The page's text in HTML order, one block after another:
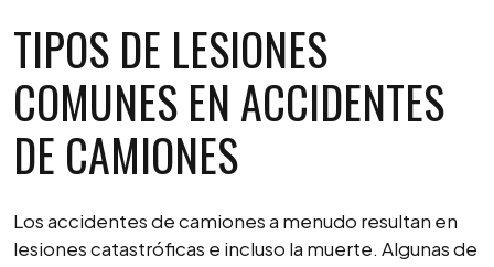
TIPOS DE LESIONES
COMUNES EN ACCIDENTES
DE CAMIONES
Los accidentes de camiones a menudo resultan en
lesiones catastróficas e incluso la muerte. Algunas de